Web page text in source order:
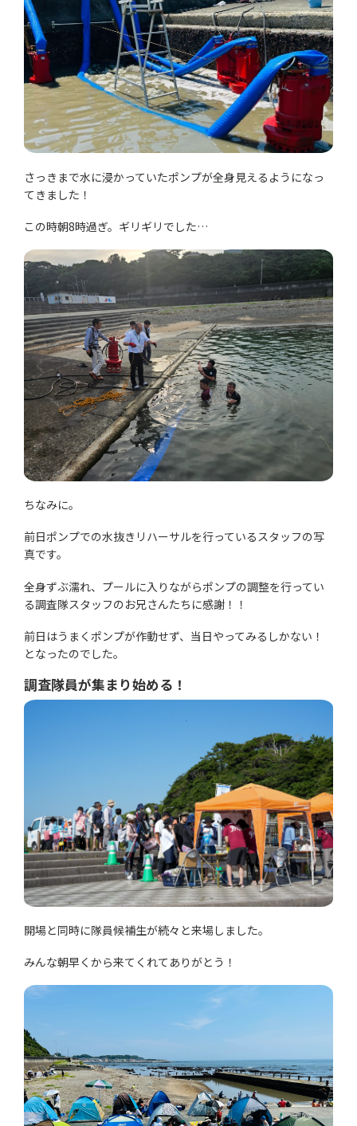
さっきまで水に浸かっていたポンプが全身見えるようになっ
てきました！
この時朝8時過ぎ。ギリギリでした…
ちなみに。
前日ポンプでの水抜きリハーサルを行っているスタッフの写
真です。
全身ずぶ濡れ、プールに入りながらポンプの調整を行ってい
る調査隊スタッフのお兄さんたちに感謝！！
前日はうまくポンプが作動せず、当日やってみるしかない！
となったのでした。
調査隊員が集まり始める！
開場と同時に隊員候補生が続々と来場しました。
みんな朝早くから来てくれてありがとう！